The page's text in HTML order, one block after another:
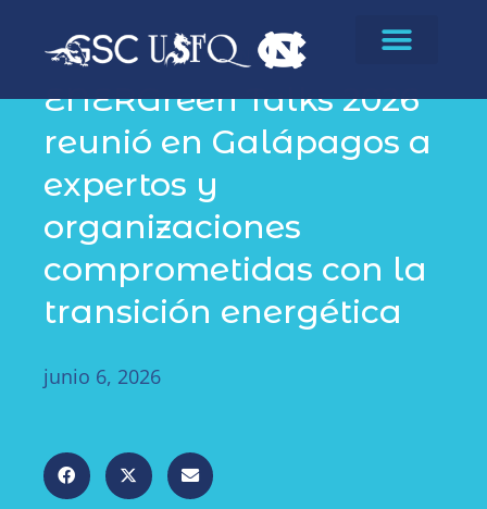
News, Noticias
ENERGreen Talks 2026
reunió en Galápagos a
expertos y
organizaciones
comprometidas con la
transición energética
junio 6, 2026